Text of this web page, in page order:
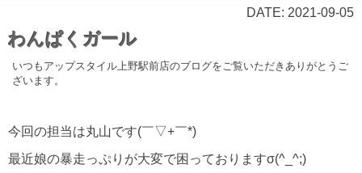
DATE: 2021-09-05
わんぱくガール
いつもアップスタイル上野駅前店のブログをご覧いただきありがとうご
ざいます。
今回の担当は丸山です(￣▽+￣*)
最近娘の暴走っぷりが大変で困っておりますσ(^_^;)